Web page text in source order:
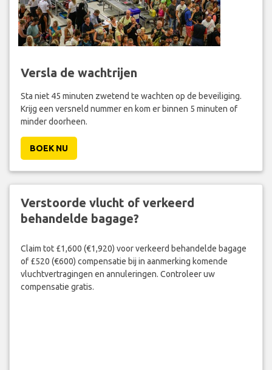
Versla de wachtrijen
Sta niet 45 minuten zwetend te wachten op de beveiliging.
Krijg een versneld nummer en kom er binnen 5 minuten of
minder doorheen.
BOEK NU
Verstoorde vlucht of verkeerd
behandelde bagage?
Claim tot £1,600 (€1,920) voor verkeerd behandelde bagage
of £520 (€600) compensatie bij in aanmerking komende
vluchtvertragingen en annuleringen. Controleer uw
compensatie gratis.